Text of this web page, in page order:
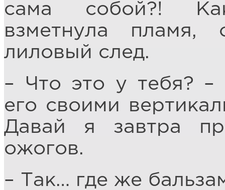
сама собой?!
взметнула
лиловый след.
– Что это у тебя? –
его своими
Давай я завтра
ожогов.
– Так… где же